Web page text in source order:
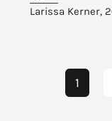
Larissa Kerner,
Seite
1